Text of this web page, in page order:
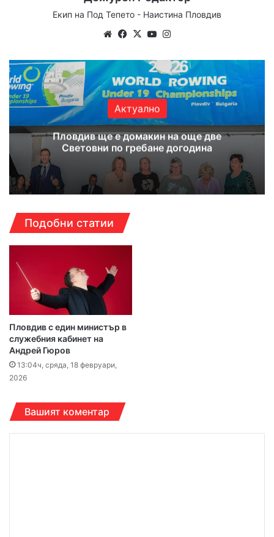
Екип на Под Тепето - Наистина Пловдив
WebsiteFacebook
X YouTube
Актуално
Пловдив ще е домакин на още две
Световни по гребане догодина
Подобни статии
Пловдив с един министър в
служебния кабинет на
Андрей Гюров
13:04ч, сряда, 18 февруари,
2026
Вашият коментар